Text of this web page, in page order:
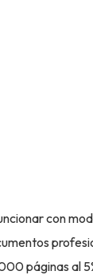
con
páginas al